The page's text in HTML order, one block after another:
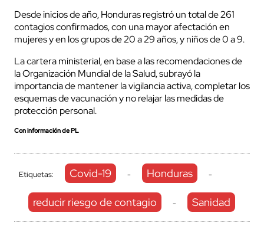
Desde inicios de año, Honduras registró un total de 261
contagios confirmados, con una mayor afectación en
mujeres y en los grupos de 20 a 29 años, y niños de 0 a 9.
La cartera ministerial, en base a las recomendaciones de
la Organización Mundial de la Salud, subrayó la
importancia de mantener la vigilancia activa, completar los
esquemas de vacunación y no relajar las medidas de
protección personal.
Con información de PL
Etiquetas: Covid-19 - Honduras -
reducir riesgo de contagio - Sanidad